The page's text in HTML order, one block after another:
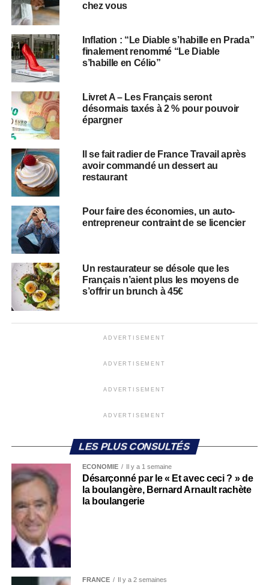
chez vous
Inflation : “Le Diable s’habille en Prada”
finalement renommé “Le Diable
s’habille en Célio”
Livret A – Les Français seront
désormais taxés à 2 % pour pouvoir
épargner
Il se fait radier de France Travail après
avoir commandé un dessert au
restaurant
Pour faire des économies, un auto-
entrepreneur contraint de se licencier
Un restaurateur se désole que les
Français n’aient plus les moyens de
s’offrir un brunch à 45€
ADVERTISEMENT
ADVERTISEMENT
ADVERTISEMENT
ADVERTISEMENT
LES PLUS CONSULTÉS
ECONOMIE Il y a 1 semaine
Désarçonné par le « Et avec ceci ? » de
la boulangère, Bernard Arnault rachète
la boulangerie
FRANCE Il y a 2 semaines